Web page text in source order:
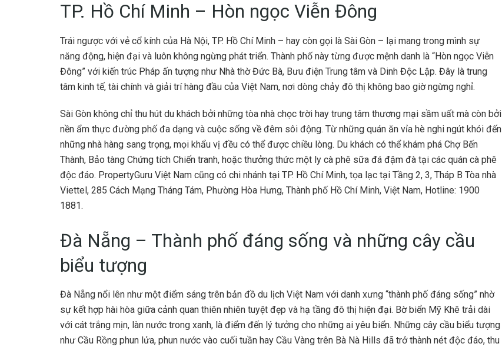
TP. Hồ Chí Minh – Hòn ngọc Viễn Đông
Trái ngược với vẻ cổ kính của Hà Nội, TP. Hồ Chí Minh – hay còn gọi là Sài Gòn – lại mang trong mình sự
năng động, hiện đại và luôn không ngừng phát triển. Thành phố này từng được mệnh danh là “Hòn ngọc Viễn
Đông” với kiến trúc Pháp ấn tượng như Nhà thờ Đức Bà, Bưu điện Trung tâm và Dinh Độc Lập. Đây là trung
tâm kinh tế, tài chính và giải trí hàng đầu của Việt Nam, nơi dòng chảy đô thị không bao giờ ngừng nghỉ.
Sài Gòn không chỉ thu hút du khách bởi những tòa nhà chọc trời hay trung tâm thương mại sầm uất mà còn bởi
nền ẩm thực đường phố đa dạng và cuộc sống về đêm sôi động. Từ những quán ăn vỉa hè nghi ngút khói đến
những nhà hàng sang trọng, mọi khẩu vị đều có thể được chiều lòng. Du khách có thể khám phá Chợ Bến
Thành, Bảo tàng Chứng tích Chiến tranh, hoặc thưởng thức một ly cà phê sữa đá đậm đà tại các quán cà phê
độc đáo. PropertyGuru Việt Nam cũng có chi nhánh tại TP. Hồ Chí Minh, tọa lạc tại Tầng 2, 3, Tháp B Tòa nhà
Viettel, 285 Cách Mạng Tháng Tám, Phường Hòa Hưng, Thành phố Hồ Chí Minh, Việt Nam, Hotline: 1900
1881.
Đà Nẵng – Thành phố đáng sống và những cây cầu
biểu tượng
Đà Nẵng nổi lên như một điểm sáng trên bản đồ du lịch Việt Nam với danh xưng “thành phố đáng sống” nhờ
sự kết hợp hài hòa giữa cảnh quan thiên nhiên tuyệt đẹp và hạ tầng đô thị hiện đại. Bờ biển Mỹ Khê trải dài
với cát trắng mịn, làn nước trong xanh, là điểm đến lý tưởng cho những ai yêu biển. Những cây cầu biểu tượng
như Cầu Rồng phun lửa, phun nước vào cuối tuần hay Cầu Vàng trên Bà Nà Hills đã trở thành nét độc đáo, thu